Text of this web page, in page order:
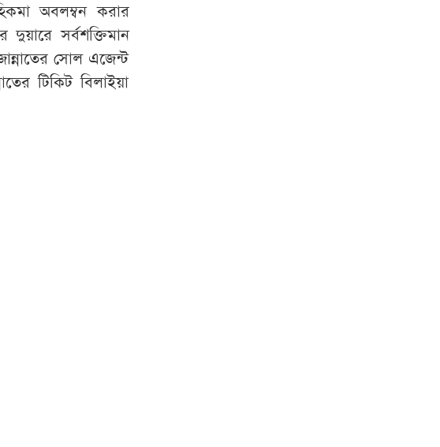
অবলম্বন করার
সর্বশক্তিমান
সোল এজেন্ট
টিকিট বিলাইয়া